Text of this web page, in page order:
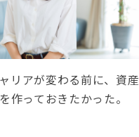
リアが変わる前に、資産
作っておきたかった。